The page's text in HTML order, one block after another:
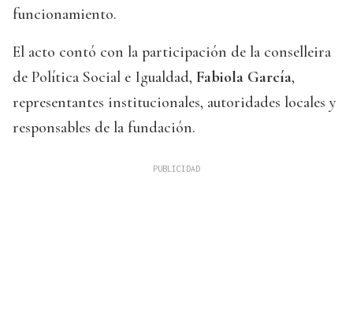
funcionamiento.
El acto contó con la participación de la conselleira
de Política Social e Igualdad, Fabiola García,
representantes institucionales, autoridades locales y
responsables de la fundación.